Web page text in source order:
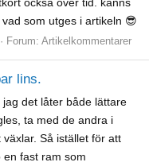
som utges i artikeln 😎
Forum: Artikelkommentarer
lins.
det låter både lättare
ta med de andra i
Så istället för att
en fast ram som